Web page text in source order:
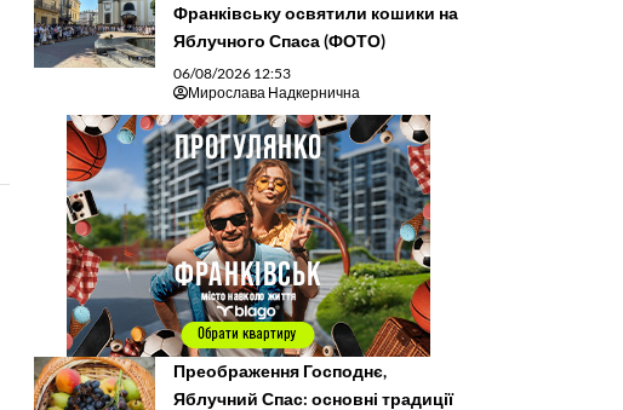
Франківську освятили кошики на
Яблучного Спаса (ФОТО)
06/08/2026 12:53
Мирослава Надкернична
Преображення Господнє,
Яблучний Спас: основні традиції